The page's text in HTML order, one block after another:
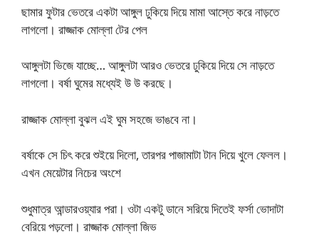
ছামার ফুটার ভেতরে একটা আঙ্গুল ঢুকিয়ে দিয়ে মামা আস্তে করে নাড়তে
লাগলো। রাজ্জাক মোল্লা টের পেল
আঙ্গুলটা ভিজে যাচ্ছে… আঙ্গুলটা আরও ভেতরে ঢুকিয়ে দিয়ে সে নাড়তে
লাগলো। বর্ষা ঘুমের মধ্যেই উ উ করছে।
রাজ্জাক মোল্লা বুঝল এই ঘুম সহজে ভাঙবে না।
বর্ষাকে সে চিৎ করে শুইয়ে দিলো, তারপর পাজামাটা টান দিয়ে খুলে ফেলল।
এখন মেয়েটার নিচের অংশে
শুধুমাত্র আন্ডারওয়্যার পরা। ওটা একটু ডানে সরিয়ে দিতেই ফর্সা ভোদাটা
বেরিয়ে পড়লো। রাজ্জাক মোল্লা জিভ